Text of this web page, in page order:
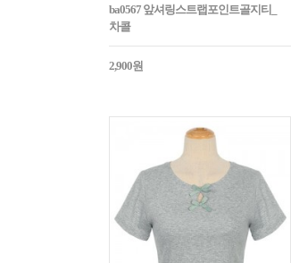
ba0567 앞셔링스트랩포인트골지티_
차콜
2,900원